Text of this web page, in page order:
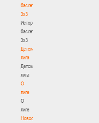
баскетбола
3х3
История
баскетбола
3х3
Детская
лига
Детская
лига
О
лиге
О
лиге
Новости